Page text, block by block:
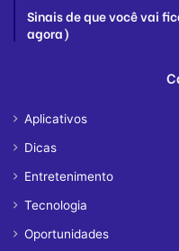
Sinais de que você vai
agora)
Aplicativos
Dicas
Entretenimento
Tecnologia
Oportunidades